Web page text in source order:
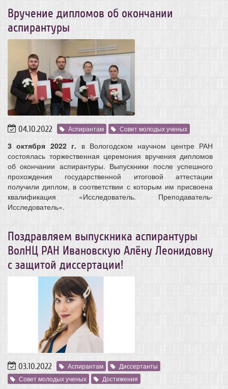
Вручение дипломов об окончании
аспирантуры
04.10.2022 Аспирантам Совет молодых ученых
3 октября 2022 г. в Вологодском научном центре РАН
состоялась торжественная церемония вручения дипломов
об окончании аспирантуры. Выпускники после успешного
прохождения государственной итоговой аттестации
получили диплом, в соответствии с которым им присвоена
квалификация «Исследователь. Преподаватель-
Исследователь».
Поздравляем выпускника аспирантуры
ВолНЦ РАН Ивановскую Алёну Леонидовну
с защитой диссертации!
03.10.2022 Аспирантам
Диссертанты
Совет молодых ученых
Достижения